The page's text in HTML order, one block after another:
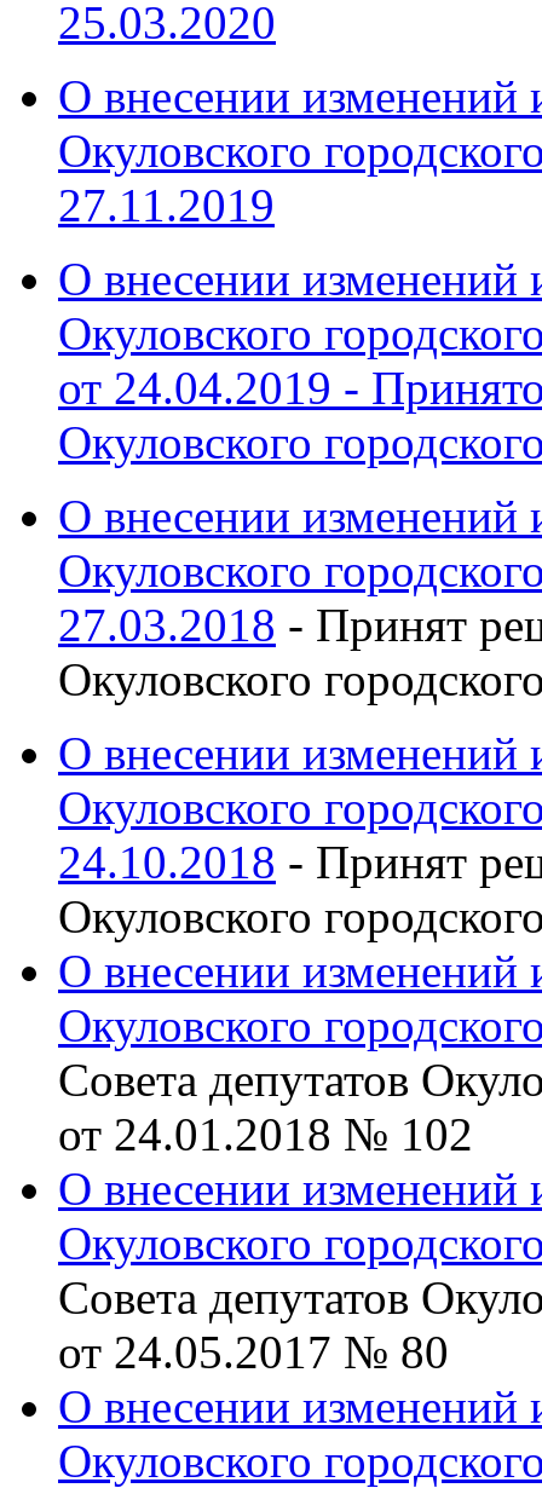
25.03.2020
О внесении изменений
Окуловского
27.11.2019
О внесении изменений
Окуловского
от 24.04.2019 -
Окуловского
О внесении изменений
Окуловского
27.03.2018 - Принят
Окуловского
О внесении изменений
Окуловского
24.10.2018 - Принят
Окуловского
О внесении изменений
Окуловского
Совета депутатов
от 24.01.2018 № 102
О внесении изменений
Окуловского
Совета депутатов
от 24.05.2017 № 80
О внесении изменений
Окуловского